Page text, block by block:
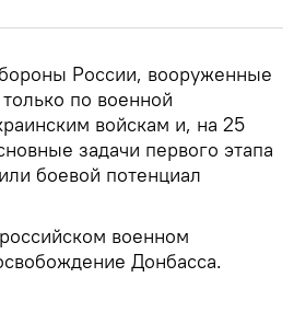
России, вооруженные
по военной
войскам и, на 25
задачи первого этапа
боевой потенциал
военном
Донбасса.